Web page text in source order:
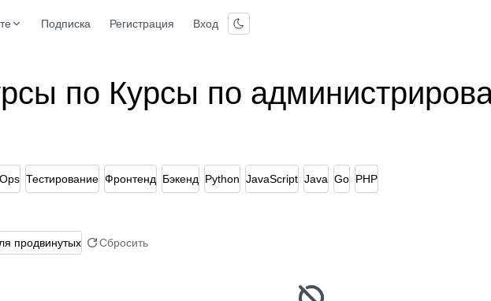
Подписка Регистрация Вход
по Курсы по
Тестирование Фронтенд Бэкенд Python JavaScript Java Go PHP
продвинутых Сбросить